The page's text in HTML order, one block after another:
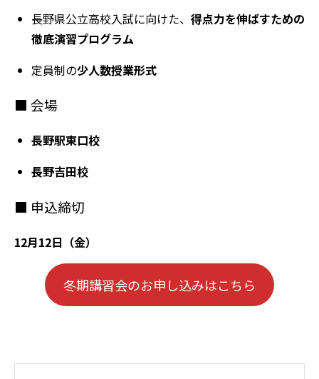
長野県公立高校入試に向けた、 得点力を伸ばすための
徹底演習プログラム
定員制の少人数授業形式
■ 会場
長野駅東口校
長野吉田校
■ 申込締切
12月12日（金）
冬期講習会のお申し込みはこちら